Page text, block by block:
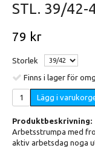
STL. 39/42-
79 kr
Storlek
Finns i lager för
Lägg i
Produktbeskrivning:
Arbetsstrumpa med
aktiv arbetsdag noga